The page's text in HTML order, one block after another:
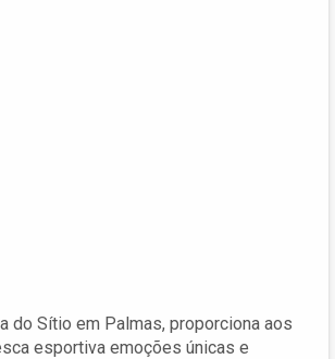
do Sítio em Palmas, proporciona aos
esportiva emoções únicas e